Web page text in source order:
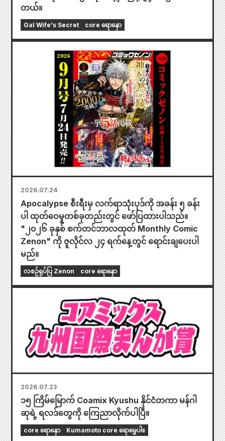
တယ်။
Gal Wife's Secret core ရောနှော
2026.07.24
Apocalypse စီးရီးမှ လက်ရာသုံးပုဒ်ကို အခန်း ၅ ခန်း
ပါ ထုတ်ဝေမှုတစ်ခုတည်းတွင် ဖော်ပြထားပါသည်။
"၂၀၂၆ ခုနှစ် စက်တင်ဘာလထုတ် Monthly Comic
Zenon" ကို ဇူလိုင်လ ၂၄ ရက်နေ့တွင် ရောင်းချပေးပါ
မည်။
လစဉ်ရုပ်ပြ Zenon core ရောနှော
2026.07.23
၁၅ ကြိမ်မြောက် Coamix Kyushu နိုင်ငံတကာ မန်ဂါ
ဆုရဲ့ ရလဒ်တွေကို ကြေညာလိုက်ပါပြီ။
core ရောနှော Kumamoto core ရောမွှေပါ။